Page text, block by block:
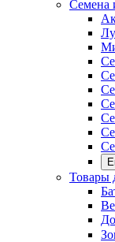
Семена
Товары